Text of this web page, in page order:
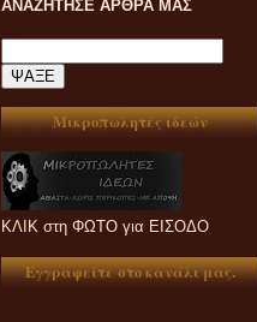
ΑΝΑΖΗΤΗΣΕ ΑΡΘΡΑ ΜΑΣ
Μικροπωλητές ιδεών
ΚΛΙΚ στη ΦΩΤΟ για ΕΙΣΟΔΟ
Εγγραφείτε στο κανάλι μας.